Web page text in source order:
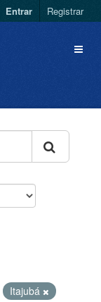
Entrar Registrar
Itajubá